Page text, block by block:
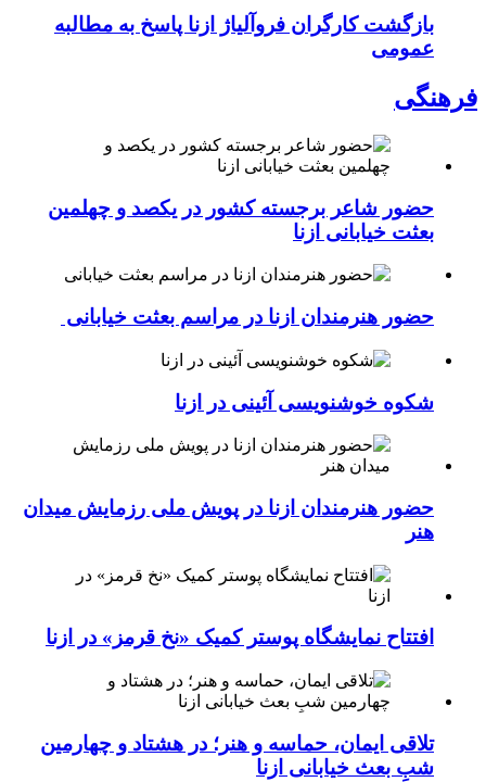
بازگشت کارگران فروآلیاژ ازنا پاسخ به مطالبه
عمومی
فرهنگی
حضور شاعر برجسته کشور در یکصد و چهلمین
بعثت خیابانی ازنا
حضور هنرمندان ازنا در مراسم بعثت خیابانی
شکوه خوشنویسی آئینی در ازنا
حضور هنرمندان ازنا در پویش ملی رزمایش میدان
هنر
افتتاح نمایشگاه پوستر کمیک «نخ قرمز» در ازنا
تلاقی ایمان، حماسه و هنر؛ در هشتاد و چهارمین
شبِ بعث خیابانی ازنا